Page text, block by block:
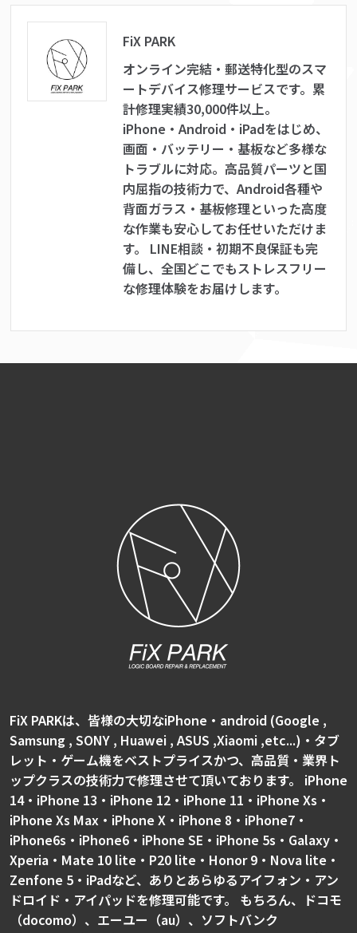
FiX PARK
オンライン完結・郵送特化型のスマ
ートデバイス修理サービスです。累
計修理実績30,000件以上。
iPhone・Android・iPadをはじめ、
画面・バッテリー・基板など多様な
トラブルに対応。高品質パーツと国
内屈指の技術力で、Android各種や
背面ガラス・基板修理といった高度
な作業も安心してお任せいただけま
す。 LINE相談・初期不良保証も完
備し、全国どこでもストレスフリー
な修理体験をお届けします。
FiX PARKは、皆様の大切なiPhone・android (Google ,
Samsung , SONY , Huawei , ASUS ,Xiaomi ,etc...)・タブ
レット・ゲーム機をベストプライスかつ、高品質・業界ト
ップクラスの技術力で修理させて頂いております。 iPhone
14・iPhone 13・iPhone 12・iPhone 11・iPhone Xs・
iPhone Xs Max・iPhone X・iPhone 8・iPhone7・
iPhone6s・iPhone6・iPhone SE・iPhone 5s・Galaxy・
Xperia・Mate 10 lite・P20 lite・Honor 9・Nova lite・
Zenfone 5・iPadなど、ありとあらゆるアイフォン・アン
ドロイド・アイパッドを修理可能です。 もちろん、ドコモ
（docomo）、エーユー（au）、ソフトバンク